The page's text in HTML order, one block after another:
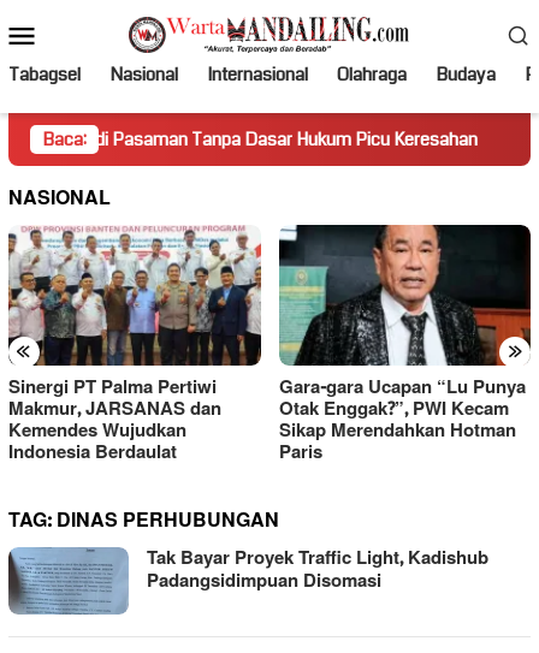
ke
kontenMobile
Tabagsel Nasional Internasional Olahraga Budaya
Baca:
di Pasaman Tanpa Dasar Hukum Picu Keresahan Truk
NASIONAL
« »
Sinergi PT Palma Pertiwi
Makmur, JARSANAS dan
Kemendes Wujudkan
Indonesia Berdaulat
Gara-gara Ucapan “Lu Punya
Otak Enggak?”, PWI Kecam
Sikap Merendahkan Hotman
Paris
TAG:DINAS PERHUBUNGAN
Tak Bayar Proyek Traffic Light, Kadishub
Padangsidimpuan Disomasi